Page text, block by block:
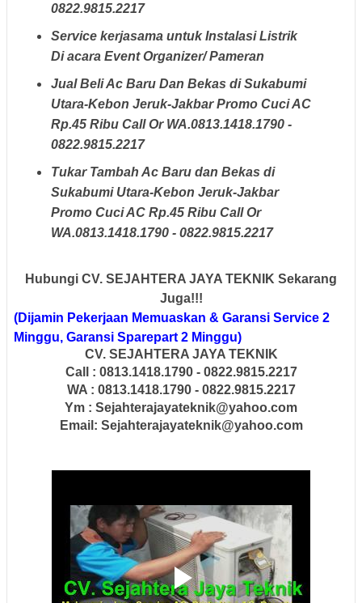
0822.9815.2217
Service kerjasama untuk Instalasi Listrik
Di acara Event Organizer/ Pameran
Jual Beli Ac Baru Dan Bekas di Sukabumi
Utara-Kebon Jeruk-Jakbar Promo Cuci AC
Rp.45 Ribu Call Or WA.0813.1418.1790 -
0822.9815.2217
Tukar Tambah Ac Baru dan Bekas di
Sukabumi Utara-Kebon Jeruk-Jakbar
Promo Cuci AC Rp.45 Ribu Call Or
WA.0813.1418.1790 - 0822.9815.2217
Hubungi CV. SEJAHTERA JAYA TEKNIK Sekarang
Juga!!!
(Dijamin Pekerjaan Memuaskan & Garansi Service 2
Minggu, Garansi Sparepart 2 Minggu)
CV. SEJAHTERA JAYA TEKNIK
Call : 0813.1418.1790 - 0822.9815.2217
WA : 0813.1418.1790 - 0822.9815.2217
Ym : Sejahterajayateknik@yahoo.com
Email: Sejahterajayateknik@yahoo.com